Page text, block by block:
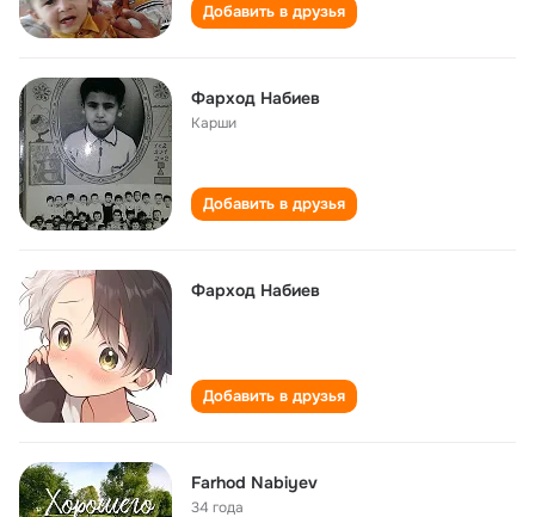
Добавить в друзья
Фарход Набиев
Карши
Добавить в друзья
Фарход Набиев
Добавить в друзья
Farhod Nabiyev
34 года